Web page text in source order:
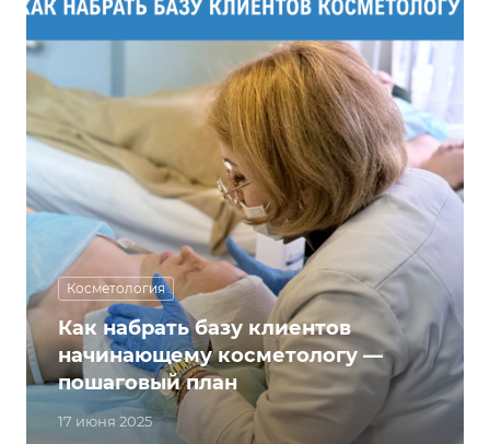
Косметология
17 июня 2025
Как набрать базу клиентов
начинающему косметологу —
пошаговый план